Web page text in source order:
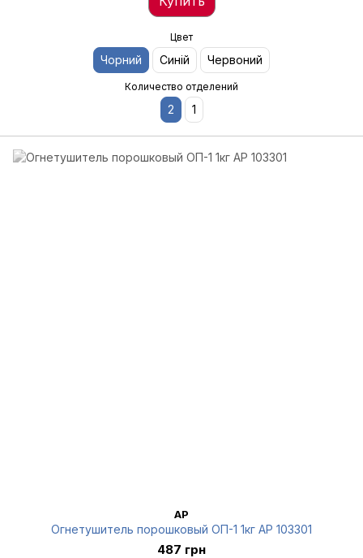
Цвет
Чорний Синій Червоний
Количество отделений
2 1
AP
Огнетушитель порошковый ОП-1 1кг AP 103301
487 грн